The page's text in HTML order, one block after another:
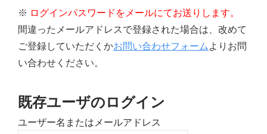
※ ログインパスワードをメールにてお送りします。
間違ったメールアドレスで登録された場合は、改めて
ご登録していただくかお問い合わせフォーム よりお問
い合わせください。
既存ユーザのログイン
ユーザー名またはメールアドレス